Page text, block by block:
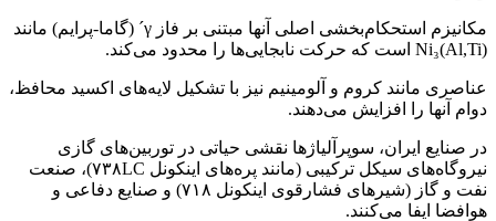
مکانیزم استحکام‌بخشی اصلی آنها مبتنی بر فاز γ´ (گاما-پرایم) مانند
Ni₃(Al,Ti) است که حرکت نابجایی‌ها را محدود می‌کند.
عناصری مانند کروم و آلومینیم نیز با تشکیل لایه‌های اکسید محافظ،
دوام آنها را افزایش می‌دهند.
در صنایع ایران، سوپرآلیاژها نقشی حیاتی در توربین‌های گازی
نیروگاه‌های سیکل ترکیبی (مانند پره‌های اینکونل ۷۳۸LC)، صنعت
نفت و گاز (شیرهای فشارقوی اینکونل ۷۱۸) و صنایع دفاعی و
هوافضا ایفا می‌کنند.